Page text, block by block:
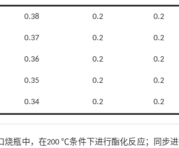
0.38 0.2 0.2
0.37 0.2 0.2
0.36 0.2 0.2
0.35 0.2 0.2
0.34 0.2 0.2
烧瓶中，在200 ℃条件下进行酯化反应；同步